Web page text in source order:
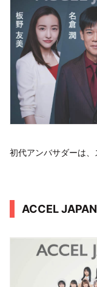
初代アンバサダーは、
ACCEL